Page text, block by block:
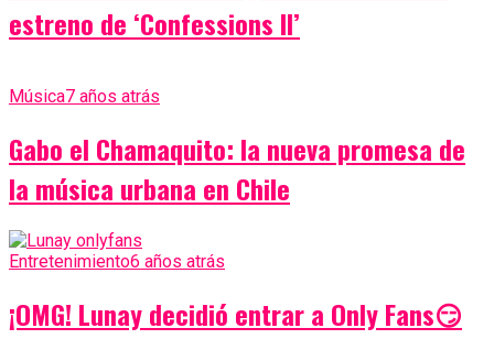
estreno de ‘Confessions II’
Música7 años atrás
Gabo el Chamaquito: la nueva promesa de
la música urbana en Chile
Entretenimiento6 años atrás
¡OMG! Lunay decidió entrar a Only Fans😏